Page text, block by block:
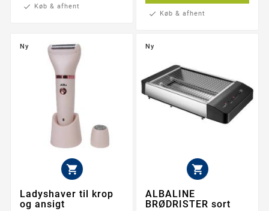
check Køb & afhent
check Køb & afhent
Ny

Ladyshaver til krop
og ansigt
Ny

ALBALINE
BRØDRISTER sort